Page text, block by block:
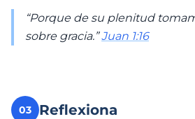
“Porque de su plenitud
sobre gracia.”Juan 1:16
03 Reflexiona